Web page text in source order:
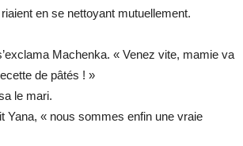
en se nettoyant mutuellement.
Machenka. « Venez vite, mamie va
de pâtés ! »
le mari.
Yana, « nous sommes enfin une vraie